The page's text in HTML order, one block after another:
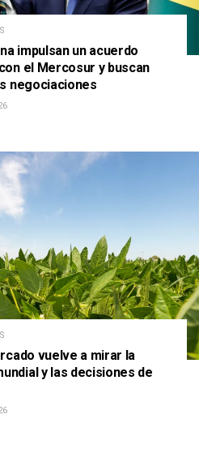
impulsan un acuerdo
el Mercosur y buscan
negociaciones
vuelve a mirar la
y las decisiones de